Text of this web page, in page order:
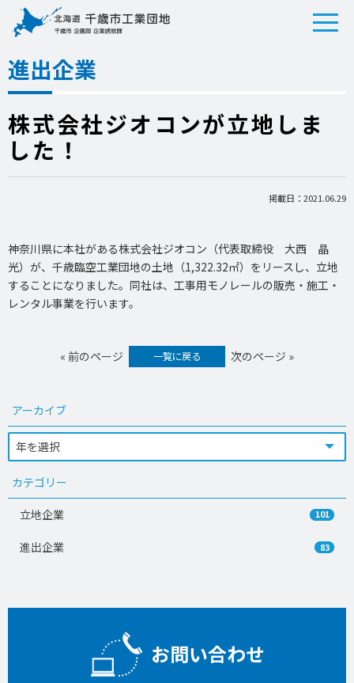
進出企業
株式会社ジオコンが立地しま
した！
掲載日：2021.06.29
神奈川県に本社がある株式会社ジオコン（代表取締役 大西 晶
光）が、千歳臨空工業団地の土地（1,322.32㎡）をリースし、立地
することになりました。同社は、工事用モノレールの販売・施工・
レンタル事業を行います。
« 前のページ 一覧に戻る 次のページ »
アーカイブ
カテゴリー
立地企業 101
進出企業 83
お問い合わせ